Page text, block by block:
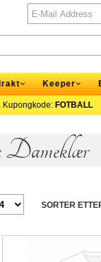
Keeper
, Kupongkode: FOTBALL
SORTER